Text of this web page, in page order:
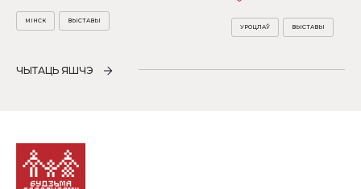
МІНСК ВЫСТАВЫ
УРОЦЛАЎ ВЫСТАВЫ
ЧЫТАЦЬ ЯШЧЭ